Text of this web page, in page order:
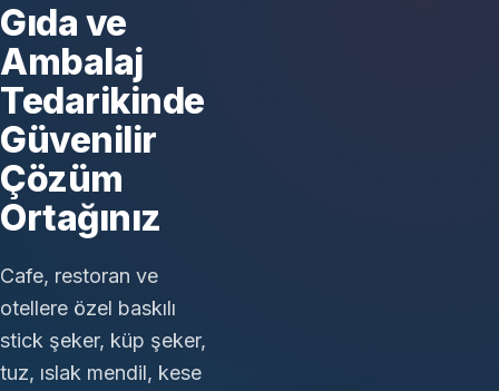
Gıda ve
Ambalaj
Tedarikinde
Güvenilir
Çözüm
Ortağınız
Cafe, restoran ve
otellere özel baskılı
stick şeker, küp şeker,
tuz, ıslak mendil, kese